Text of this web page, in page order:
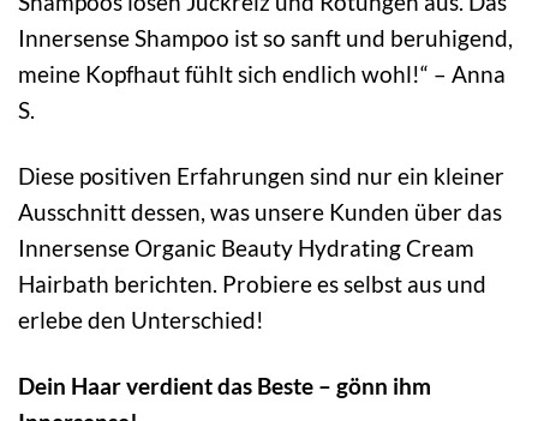
Innersense Shampoo ist so sanft und beruhigend,
meine Kopfhaut fühlt sich endlich wohl!“ – Anna
S.
Diese positiven Erfahrungen sind nur ein kleiner
Ausschnitt dessen, was unsere Kunden über das
Innersense Organic Beauty Hydrating Cream
Hairbath berichten. Probiere es selbst aus und
erlebe den Unterschied!
Dein Haar verdient das Beste – gönn ihm